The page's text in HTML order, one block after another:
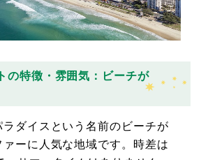
の特徴・雰囲気：ビーチが
ダイスという名前のビーチが
ーに人気な地域です。時差は